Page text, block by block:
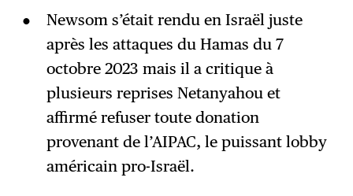
Newsom s’était rendu en Israël juste
après les attaques du Hamas du 7
octobre 2023 mais il a critique à
plusieurs reprises Netanyahou et
affirmé refuser toute donation
provenant de l’AIPAC, le puissant lobby
américain pro-Israël.